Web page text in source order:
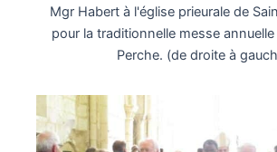
Mgr Habert à l'église prieurale de
pour la traditionnelle messe
Perche. (de droite à